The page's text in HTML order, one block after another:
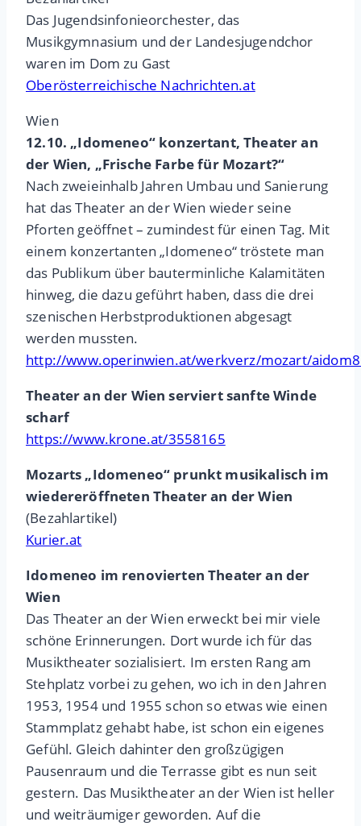
Das Jugendsinfonieorchester, das
Musikgymnasium und der Landesjugendchor
waren im Dom zu Gast
Oberösterreichische Nachrichten.at
Wien
12.10. „Idomeneo“ konzertant, Theater an
der Wien, „Frische Farbe für Mozart?“
Nach zweieinhalb Jahren Umbau und Sanierung
hat das Theater an der Wien wieder seine
Pforten geöffnet – zumindest für einen Tag. Mit
einem konzertanten „Idomeneo“ tröstete man
das Publikum über bauterminliche Kalamitäten
hinweg, die dazu geführt haben, dass die drei
szenischen Herbstproduktionen abgesagt
werden mussten.
http://www.operinwien.at/werkverz/mozart/
Theater an der Wien serviert sanfte Winde
scharf
https://www.krone.at/3558165
Mozarts „Idomeneo“ prunkt musikalisch im
wiedereröffneten Theater an der Wien
(Bezahlartikel)
Kurier.at
Idomeneo im renovierten Theater an der
Wien
Das Theater an der Wien erweckt bei mir viele
schöne Erinnerungen. Dort wurde ich für das
Musiktheater sozialisiert. Im ersten Rang am
Stehplatz vorbei zu gehen, wo ich in den Jahren
1953, 1954 und 1955 schon so etwas wie einen
Stammplatz gehabt habe, ist schon ein eigenes
Gefühl. Gleich dahinter den großzügigen
Pausenraum und die Terrasse gibt es nun seit
gestern. Das Musiktheater an der Wien ist heller
und weiträumiger geworden. Auf die